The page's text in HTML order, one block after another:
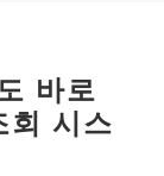
바로
회 시스